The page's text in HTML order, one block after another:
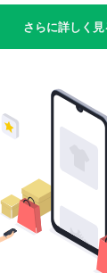
さらに詳しく見